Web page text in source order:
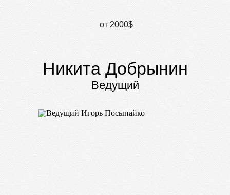
от 2000$
Никита Добрынин
Ведущий